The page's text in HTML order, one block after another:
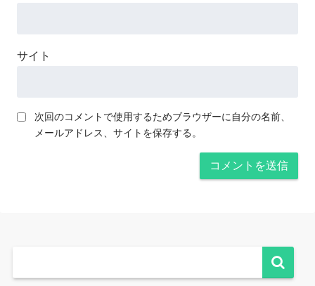
サイト
次回のコメントで使用するためブラウザーに自分の名前、
メールアドレス、サイトを保存する。